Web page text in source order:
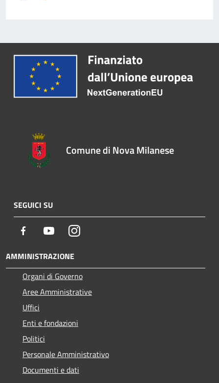
Comune di Nova Milanese
SEGUICI SU
Facebook YoutubeInstagram
AMMINISTRAZIONE
Organi di Governo
Aree Amministrative
Uffici
Enti e fondazioni
Politici
Personale Amministrativo
Documenti e dati